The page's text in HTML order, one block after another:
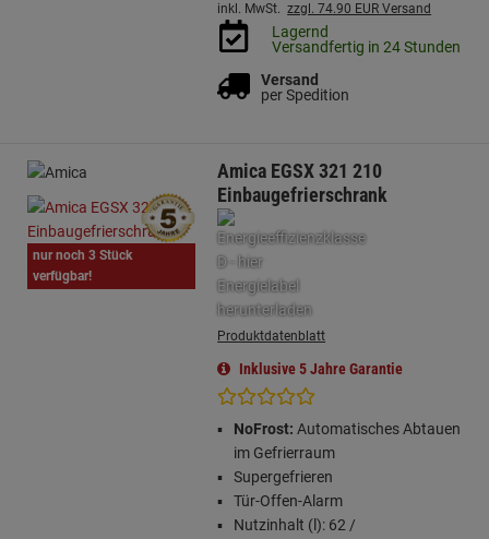
inkl. MwSt. zzgl. 74.90 EUR Versand
Lagernd
Versandfertig in 24 Stunden
Versand
per Spedition
nur noch 3 Stück
verfügbar!
Amica EGSX 321 210
Einbaugefrierschrank
Produktdatenblatt
Inklusive 5 Jahre Garantie
NoFrost: Automatisches Abtauen
im Gefrierraum
Supergefrieren
Tür-Offen-Alarm
Nutzinhalt (l): 62 /